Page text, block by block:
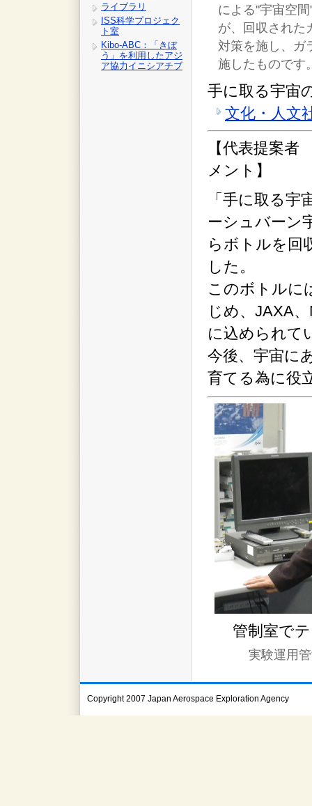
ライブラリ
ISS科学プロジェク
ト室
Kibo-ABC：「きぼ
う」を利用したアジ
ア協力イニシアチブ
による"宇宙空
が、回収された
対策を施し、ガ
施したものです
手に取る宇宙
文化・人文
【代表提案
メント】
「手に取る宇
ーシュバーン
らボトルを回
した。
このボトルに
じめ、JAXA
に込められて
今後、宇宙に
育てる為に役
管制室で
実験運用
Copyright 2007 Japan Aerospace Exploration Agency